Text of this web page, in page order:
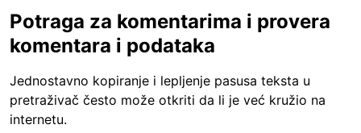
Potraga za komentarima i provera
komentara i podataka
Jednostavno kopiranje i lepljenje pasusa teksta u
pretraživač često može otkriti da li je već kružio na
internetu.